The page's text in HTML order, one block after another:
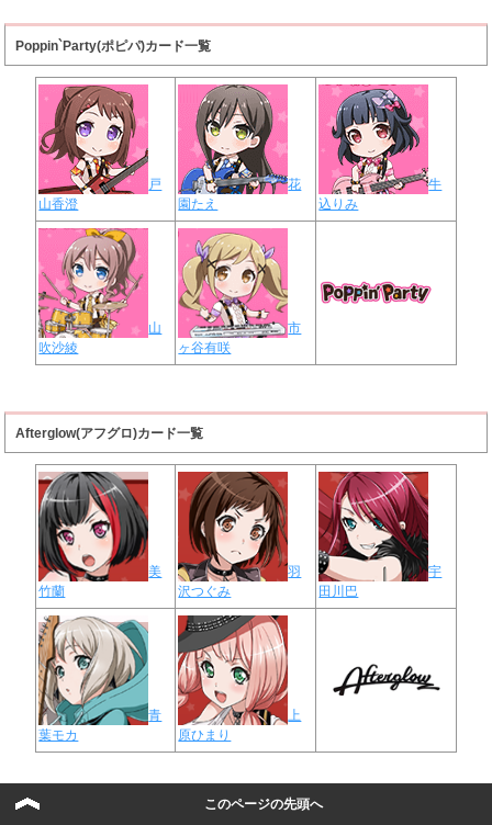
Poppin`Party(ポピパ)カード一覧
戸
山香澄
花
園たえ
牛
込りみ
山
吹沙綾
市
ヶ谷有咲
Afterglow(アフグロ)カード一覧
美
竹蘭
羽
沢つぐみ
宇
田川巴
青
葉モカ
上
原ひまり
このページの先頭へ